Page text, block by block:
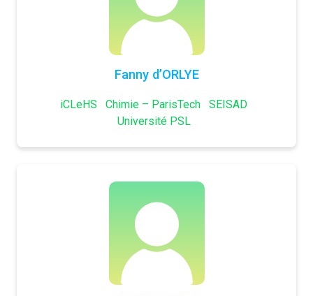
Fanny d’ORLYE
iCLeHS Chimie – ParisTech
SEISAD
Université PSL